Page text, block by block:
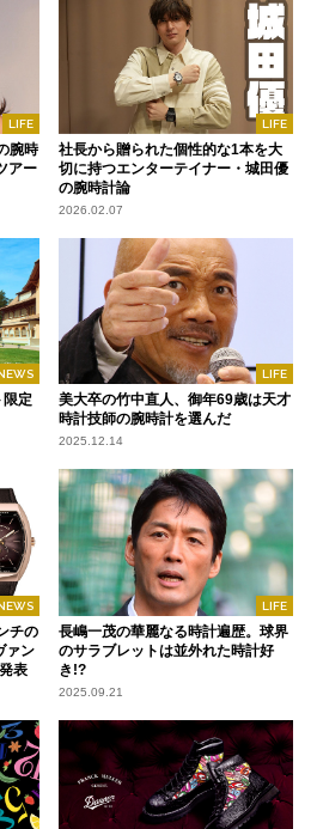
LIFE
腕時
アー
LIFE
社長から贈られた個性的な1本を大
切に持つエンターテイナー・城田優
の腕時計論
2026.02.07
限定
LIFE
美大卒の竹中直人、御年69歳は天才
時計技師の腕時計を選んだ
2025.12.14
チの
ァン
表
LIFE
長嶋一茂の華麗なる時計遍歴。球界
のサラブレットは並外れた時計好
き!?
2025.09.21